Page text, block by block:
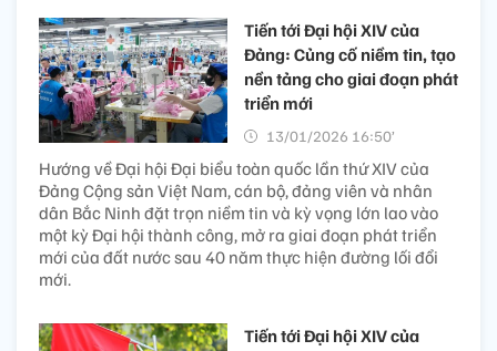
Tiến tới Đại hội XIV của
Đảng: Củng cố niềm tin, tạo
nền tảng cho giai đoạn phát
triển mới
13/01/2026 16:50’
Hướng về Đại hội Đại biểu toàn quốc lần thứ XIV của
Đảng Cộng sản Việt Nam, cán bộ, đảng viên và nhân
dân Bắc Ninh đặt trọn niềm tin và kỳ vọng lớn lao vào
một kỳ Đại hội thành công, mở ra giai đoạn phát triển
mới của đất nước sau 40 năm thực hiện đường lối đổi
mới.
Tiến tới Đại hội XIV của